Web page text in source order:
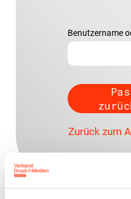
Benutzername
Zurück zum